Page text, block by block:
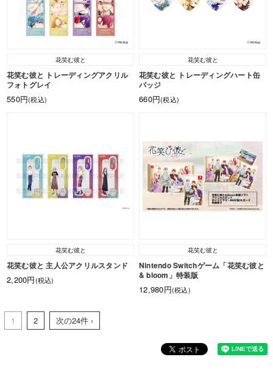
花笑む彼と
花笑む彼と トレーディングアクリル
フォトグレイ
550円(税込)
花笑む彼と
花笑む彼と トレーディングハート缶
バッジ
660円(税込)
花笑む彼と
花笑む彼と 主人公アクリルスタンド
2,200円(税込)
花笑む彼と
Nintendo Switchゲーム「花笑む彼と
& bloom」特装版
12,980円(税込)
1 2 次の24件 ›